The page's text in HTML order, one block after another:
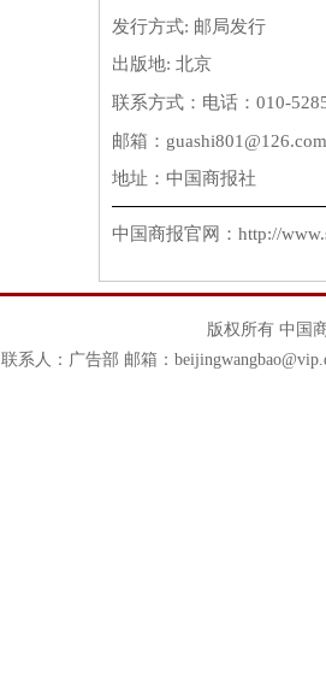
发行方式: 邮局发行
出版地: 北京
联系方式： 电话：010-
邮箱：
地址：中国商报社
中国商报官网：http://
版权所有 中国
联系人：广告部 邮箱：